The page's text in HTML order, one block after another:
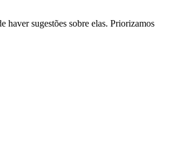
haver sugestões sobre elas. Priorizamos